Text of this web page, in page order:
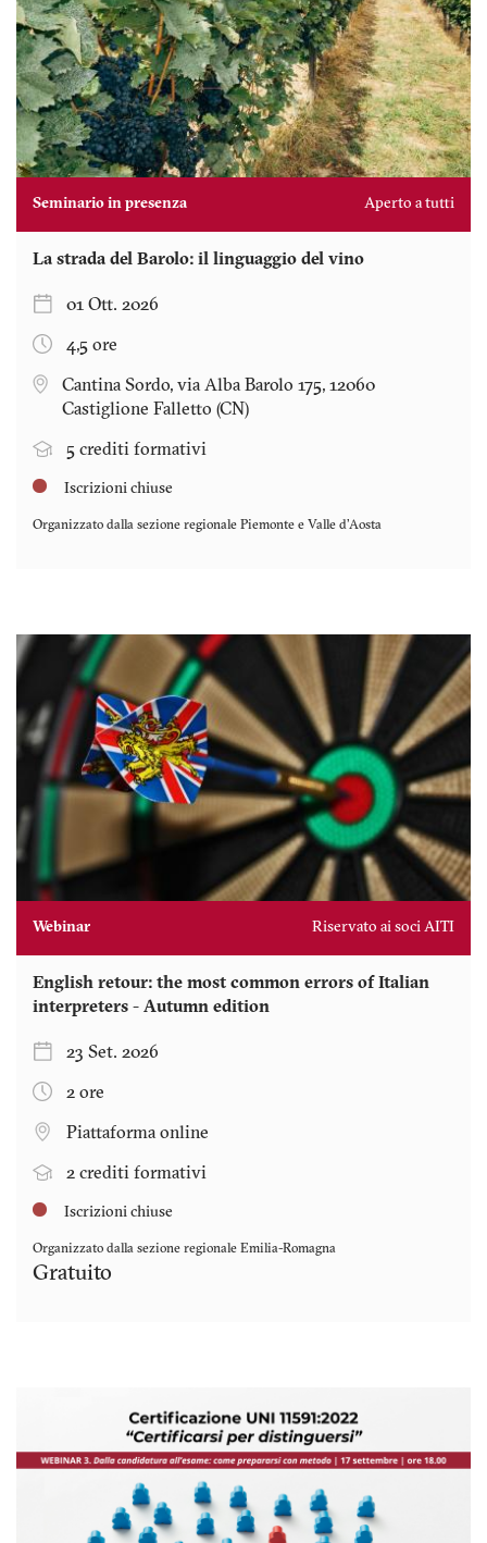
Seminario in presenza Aperto a tutti
La strada del Barolo: il linguaggio del vino
01 Ott. 2026
4,5 ore
Cantina Sordo, via Alba Barolo 175, 12060
Castiglione Falletto (CN)
5 crediti formativi
Iscrizioni chiuse
Organizzato dalla sezione regionale Piemonte e Valle d'Aosta
Webinar Riservato ai soci AITI
English retour: the most common errors of Italian
interpreters - Autumn edition
23 Set. 2026
2 ore
Piattaforma online
2 crediti formativi
Iscrizioni chiuse
Organizzato dalla sezione regionale Emilia-Romagna
Gratuito